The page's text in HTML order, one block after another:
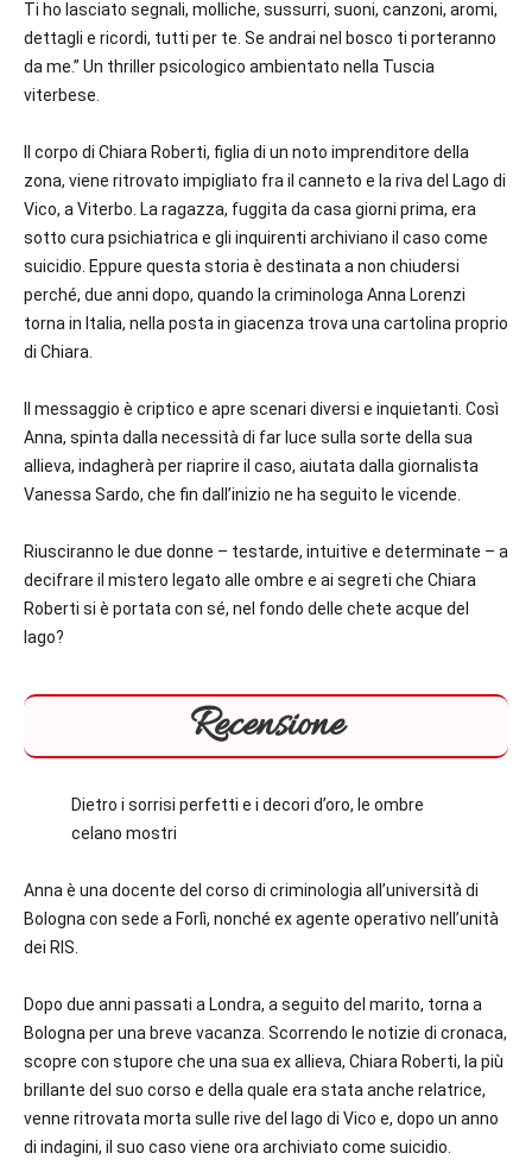
Ti ho lasciato segnali, molliche, sussurri, suoni, canzoni, aromi,
dettagli e ricordi, tutti per te. Se andrai nel bosco ti porteranno
da me.” Un thriller psicologico ambientato nella Tuscia
viterbese.
Il corpo di Chiara Roberti, figlia di un noto imprenditore della
zona, viene ritrovato impigliato fra il canneto e la riva del Lago di
Vico, a Viterbo. La ragazza, fuggita da casa giorni prima, era
sotto cura psichiatrica e gli inquirenti archiviano il caso come
suicidio. Eppure questa storia è destinata a non chiudersi
perché, due anni dopo, quando la criminologa Anna Lorenzi
torna in Italia, nella posta in giacenza trova una cartolina proprio
di Chiara.
Il messaggio è criptico e apre scenari diversi e inquietanti. Così
Anna, spinta dalla necessità di far luce sulla sorte della sua
allieva, indagherà per riaprire il caso, aiutata dalla giornalista
Vanessa Sardo, che fin dall’inizio ne ha seguito le vicende.
Riusciranno le due donne – testarde, intuitive e determinate – a
decifrare il mistero legato alle ombre e ai segreti che Chiara
Roberti si è portata con sé, nel fondo delle chete acque del
lago?
Recensione
Dietro i sorrisi perfetti e i decori d’oro, le ombre
celano mostri
Anna è una docente del corso di criminologia all’università di
Bologna con sede a Forlì, nonché ex agente operativo nell’unità
dei RIS.
Dopo due anni passati a Londra, a seguito del marito, torna a
Bologna per una breve vacanza. Scorrendo le notizie di cronaca,
scopre con stupore che una sua ex allieva, Chiara Roberti, la più
brillante del suo corso e della quale era stata anche relatrice,
venne ritrovata morta sulle rive del lago di Vico e, dopo un anno
di indagini, il suo caso viene ora archiviato come suicidio.